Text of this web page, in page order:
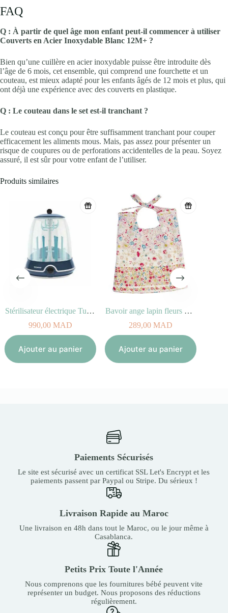
FAQ
Q : À partir de quel âge mon enfant peut-il commencer à utiliser
Couverts en Acier Inoxydable Blanc 12M+ ?
Bien qu’une cuillère en acier inoxydable puisse être introduite dès
l’âge de 6 mois, cet ensemble, qui comprend une fourchette et un
couteau, est mieux adapté pour les enfants âgés de 12 mois et plus, qui
ont déjà une expérience avec des couverts en plastique.
Q : Le couteau dans le set est-il tranchant ?
Le couteau est conçu pour être suffisamment tranchant pour couper
efficacement les aliments mous. Mais, pas assez pour présenter un
risque de coupures ou de perforations accidentelles de la peau. Soyez
assuré, il est sûr pour votre enfant de l’utiliser.
Produits similaires
Stérilisateur électrique Turbo vapeur(+)
990,00MAD
Ajouter au panier
Bavoir ange lapin fleurs Rouges 20 cm
289,00MAD
Ajouter au panier
Paiements Sécurisés
Le site est sécurisé avec un certificat SSL Let's Encrypt et les
paiements passent par Paypal ou Stripe. Du sérieux !
Livraison Rapide au Maroc
Une livraison en 48h dans tout le Maroc, ou le jour même à
Casablanca.
Petits Prix Toute l'Année
Nous comprenons que les fournitures bébé peuvent vite
représenter un budget. Nous proposons des réductions
régulièrement.